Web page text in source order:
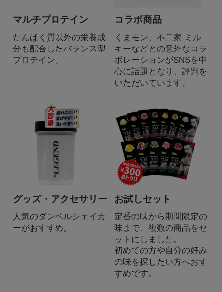
マルチプロテイン
たんぱく質以外の栄養成
分も配合したバランス型
プロテイン。
コラボ商品
くまモン、不二家 ミル
キーなどとの意外なコラ
ボレーションがSNSを中
心に話題となり、評判を
いただいています。
グッズ・アクセサリー
人気のダンベルシェイカ
ーがおすすめ。
お試しセット
定番の味から期間限定の
味まで、複数の商品をセ
ットにしました。
初めての方や自分の好み
の味を探したい方へおす
すめです。